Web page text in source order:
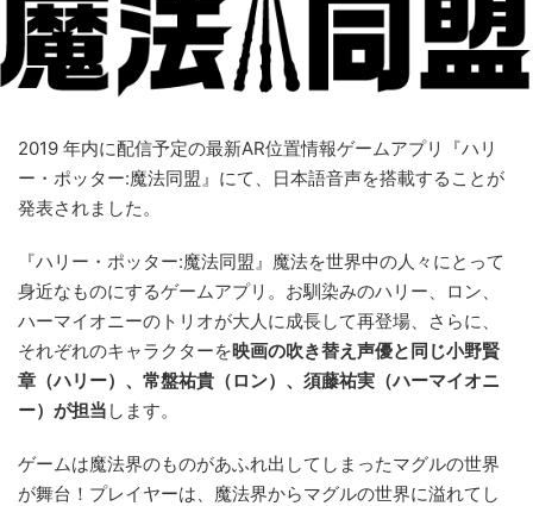
2019 年内に配信予定の最新AR位置情報ゲームアプリ『ハリ
ー・ポッター:魔法同盟』にて、日本語音声を搭載することが
発表されました。
『ハリー・ポッター:魔法同盟』魔法を世界中の人々にとって
身近なものにするゲームアプリ。お馴染みのハリー、ロン、
ハーマイオニーのトリオが大人に成長して再登場、さらに、
それぞれのキャラクターを映画の吹き替え声優と同じ小野賢
章（ハリー）、常盤祐貴（ロン）、須藤祐実（ハーマイオニ
ー）が担当 します。
ゲームは魔法界のものがあふれ出してしまったマグルの世界
が舞台！プレイヤーは、魔法界からマグルの世界に溢れてし